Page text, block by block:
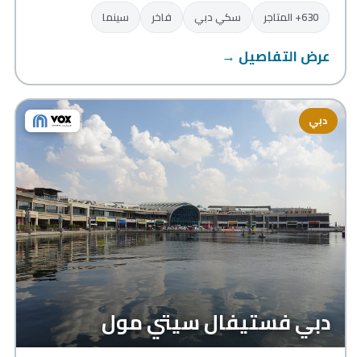
630+ المتاجر سكي دبي فاخر سينما
عرض التفاصيل →
دبي
دبي فستيفال سيتي مول